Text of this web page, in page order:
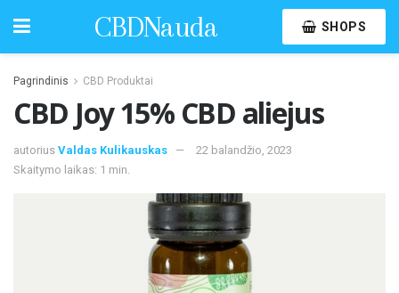
CBDNauda SHOPS
Pagrindinis CBD Produktai
CBD Joy 15% CBD aliejus
autorius Valdas Kulikauskas
22 balandžio, 2023
Skaitymo laikas: 1 min.